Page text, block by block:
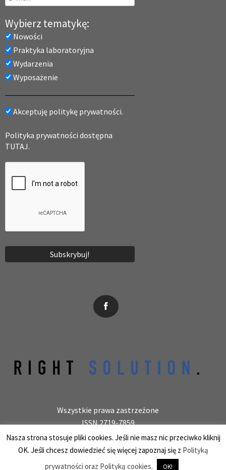
Wybierz tematykę:
Nowości
Praktyka laboratoryjna
Wydarzenia
Wyposażenie
Akceptuję politykę prywatności.
Polityka prywatności dostępna
TUTAJ.
Wszystkie prawa zastrzeżone
ISSN 2719-7859
Wydawca: laboratoryjnie.pl Krzysztof Wołowiec
25-150 Kielce, ul. Barwinek 9/31, REGON 387847966
Nasza strona stosuje pliki cookies. Jeśli nie masz nic przeciwko kliknij
OK. Jeśli chcesz dowiedzieć się więcej zapoznaj się z Polityką
prywatności oraz Polityką cookies.
OK!